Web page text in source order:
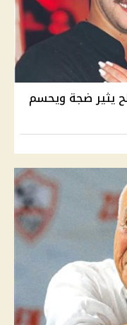
يثير ضجة ويحسم